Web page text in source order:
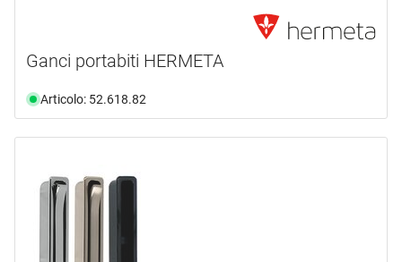
Ganci portabiti HERMETA
Articolo: 52.618.82